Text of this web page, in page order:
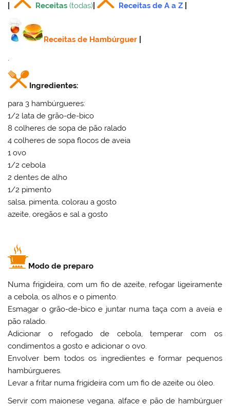
Receitas (todas) Receitas de A a Z
Receitas de Hambúrguer
.
Ingredientes:
para 3 hambúrgueres:
1/2 lata de grão-de-bico
8 colheres de sopa de pão ralado
4 colheres de sopa flocos de aveia
1 ovo
1/2 cebola
2 dentes de alho
1/2 pimento
salsa, pimenta, colorau a gosto
azeite, oregãos e sal a gosto
Modo de preparo
Numa frigideira, com um fio de azeite, refogar ligeiramente
a cebola, os alhos e o pimento.
Esmagar o grão-de-bico e juntar numa taça com a aveia e
pão ralado.
Adicionar o refogado de cebola, temperar com os
condimentos a gosto e adicionar o ovo.
Envolver bem todos os ingredientes e formar pequenos
hambúrgueres.
Levar a fritar numa frigideira com um fio de azeite ou óleo.
Servir com maionese vegana, alface e pão de hambúrguer